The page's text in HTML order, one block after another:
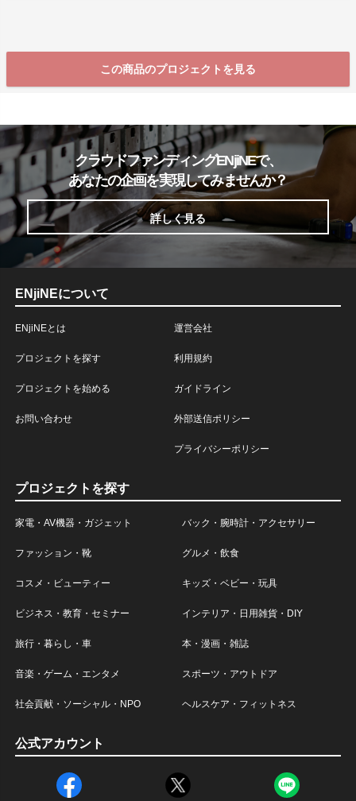
この商品のプロジェクトを見る
クラウドファンディングENjiNEで、
あなたの企画を実現してみませんか？
詳しく見る
ENjiNEについて
ENjiNEとは
プロジェクトを探す
プロジェクトを始める
お問い合わせ
運営会社
利用規約
ガイドライン
外部送信ポリシー
プライバシーポリシー
プロジェクトを探す
家電・AV機器・ガジェット バック・腕時計・アクセサリー
ファッション・靴 グルメ・飲食
コスメ・ビューティー キッズ・ベビー・玩具
ビジネス・教育・セミナー インテリア・日用雑貨・DIY
旅行・暮らし・車 本・漫画・雑誌
音楽・ゲーム・エンタメ スポーツ・アウトドア
社会貢献・ソーシャル・NPO ヘルスケア・フィットネス
公式アカウント